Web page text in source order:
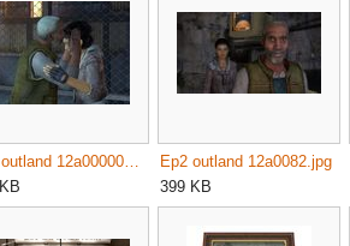
Ep2 outland 12a000000.jpg
Ep2 outland 12a0082.jpg
399 KB